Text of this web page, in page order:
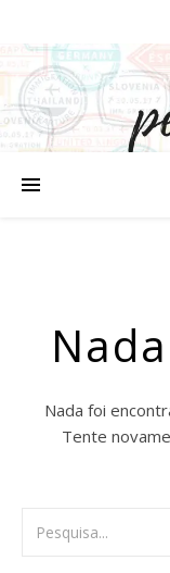
Nada foi
Tente